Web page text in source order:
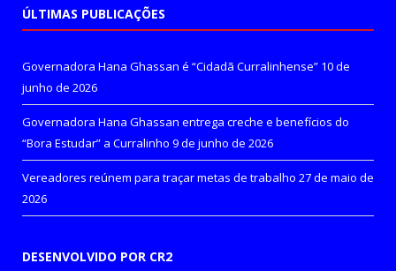
ÚLTIMAS PUBLICAÇÕES
Governadora Hana Ghassan é “Cidadã Curralinhense” 10 de
junho de 2026
Governadora Hana Ghassan entrega creche e benefícios do
“Bora Estudar” a Curralinho 9 de junho de 2026
Vereadores reúnem para traçar metas de trabalho 27 de maio de
2026
DESENVOLVIDO POR CR2